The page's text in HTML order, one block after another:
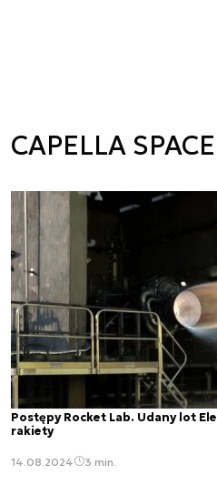
CAPELLA SPACE
Postępy Rocket Lab. Udany lot
rakiety
14.08.2024 3 min.